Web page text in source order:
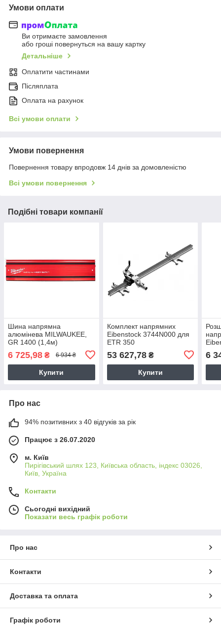
Умови оплати
Ви отримаєте замовлення
або гроші повернуться на вашу картку
Детальніше
Оплатити частинами
Післяплата
Оплата на рахунок
Всі умови оплати
Умови повернення
Повернення товару впродовж 14 днів за домовленістю
Всі умови повернення
Подібні товари компанії
Шина напрямна
алюмiнева MILWAUKEE,
GR 1400 (1,4м)
6 725,98 ₴ 6 934 ₴
Купити
Комплект напрямних
Eibenstock 3744N000 для
ETR 350
53 627,78₴
Купити
6
Про нас
94% позитивних з 40 відгуків за рік
Працює з 26.07.2020
м. Київ
Пирігівський шлях 123, Київська область, індекс 03026,
Київ, Україна
Контакти
Сьогодні вихідний
Показати весь графік роботи
Про нас
Контакти
Доставка та оплата
Графік роботи